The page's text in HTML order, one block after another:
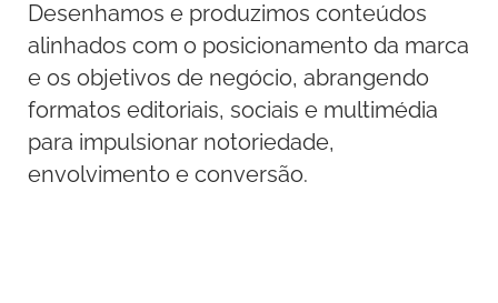
Desenhamos e produzimos conteúdos
alinhados com o posicionamento da marca
e os objetivos de negócio, abrangendo
formatos editoriais, sociais e multimédia
para impulsionar notoriedade,
envolvimento e conversão.